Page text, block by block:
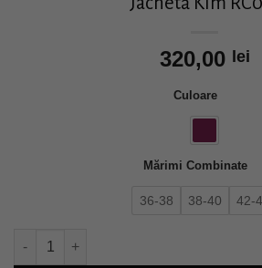
320,00 lei
Culoare
Mărimi Combinate
36-38 38-40 42-
Cantitate Jachetă Kim RC010